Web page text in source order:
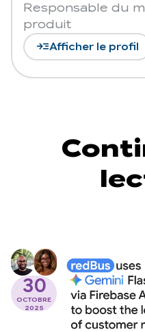
Responsable du
produit
read_moreAfficher le profil
30
OCTOBRE
2025